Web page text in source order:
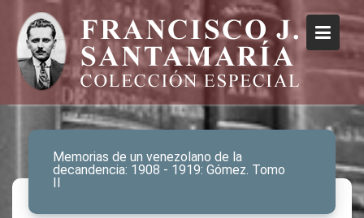
Memorias de un venezolano de la
decandencia: 1908 - 1919: Gómez. Tomo
II